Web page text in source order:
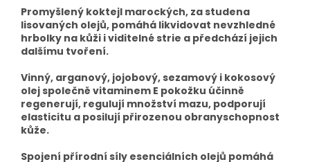
Promyšlený koktejl marockých, za studena
lisovaných olejů, pomáhá likvidovat nevzhledné
hrbolky na kůži i viditelné strie a předchází jejich
dalšímu tvoření.
Vinný, arganový, jojobový, sezamový i kokosový
olej společně vitaminem E pokožku účinně
regenerují, regulují množství mazu, podporují
elasticitu a posilují přirozenou obranyschopnost
kůže.
Spojení přírodní síly esenciálních olejů pomáhá